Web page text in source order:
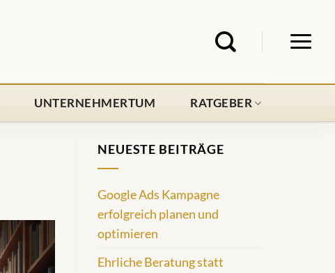
UNTERNEHMERTUM RATGEBER
NEUESTE BEITRÄGE
Google Ads Kampagne
erfolgreich planen und
optimieren
Ehrliche Beratung statt